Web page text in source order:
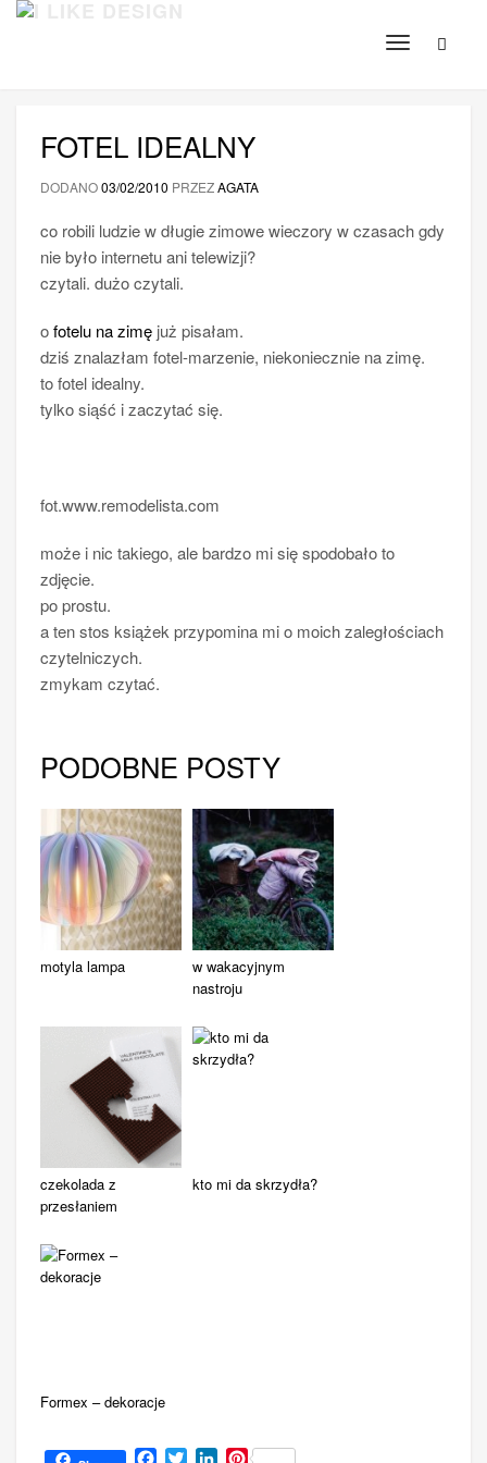
Toggle
FOTEL IDEALNY
DODANO03/02/2010 PRZEZAGATA
co robili ludzie w długie zimowe wieczory w czasach gdy
nie było internetu ani telewizji?
czytali. dużo czytali.
ofotelu na zimę już pisałam.
dziś znalazłam fotel-marzenie, niekoniecznie na zimę.
to fotel idealny.
tylko siąść i zaczytać się.
fot.www.remodelista.com
może i nic takiego, ale bardzo mi się spodobało to
zdjęcie.
po prostu.
a ten stos książek przypomina mi o moich zaległościach
czytelniczych.
zmykam czytać.
PODOBNE POSTY
motyla lampa
w wakacyjnym
nastroju
czekolada z
przesłaniem
kto mi da skrzydła?
Formex – dekoracje